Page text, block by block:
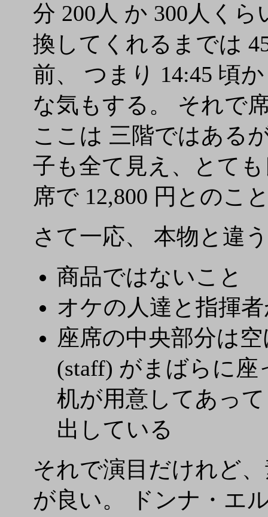
分 200人 か 300人く
換してくれるまでは
前、 つまり 14:45 頃
な気もする。 それで
ここは 三階ではある
子も全て見え、とて
席で 12,800 円とのこ
さて一応、 本物と違
商品ではないこと
オケの人達と指揮
座席の中央部分は
(staff) がまばらに
机が用意してあっ
出している
それで演目だけれど
が良い。 ドンナ・エ